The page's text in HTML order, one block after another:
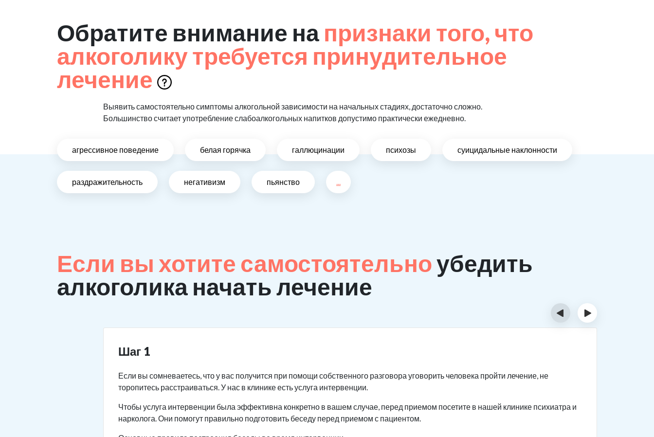
Обратите внимание на признаки того, что
алкоголику требуется принудительное
лечение
Выявить самостоятельно симптомы алкогольной зависимости на начальных стадиях, достаточно сложно.
Большинство считает употребление слабоалкогольных напитков допустимо практически ежедневно.
агрессивное поведение белая горячка галлюцинации психозы суицидальные наклонности
раздражительность негативизм пьянство ...
Если вы хотите самостоятельноубедить
алкоголика начать лечение
Шаг 1
Если вы сомневаетесь, что у вас получится при помощи собственного разговора уговорить человека пройти лечение, не
торопитесь расстраиваться. У нас в клинике есть услуга интервенции.
Чтобы услуга интервенции была эффективна конкретно в вашем случае, перед приемом посетите в нашей клинике психиатра и
нарколога. Они помогут правильно подготовить беседу перед приемом с пациентом.
‹ ›